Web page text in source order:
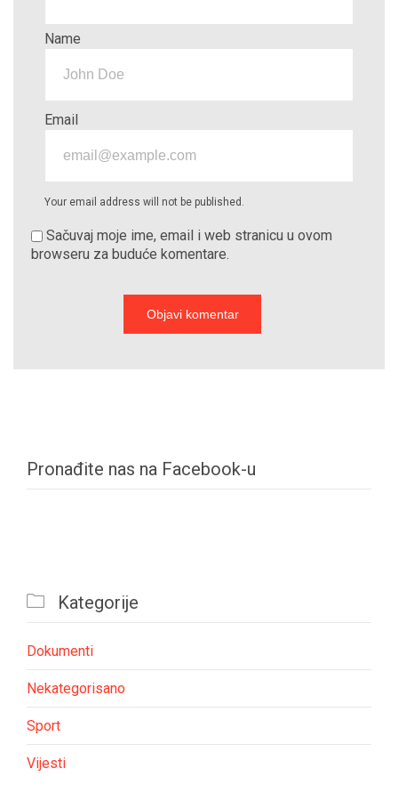
Name
Email
Your email address will not be published.
Sačuvaj moje ime, email i web stranicu u ovom
browseru za buduće komentare.
Pronađite nas na Facebook-u
 Kategorije
Dokumenti
Nekategorisano
Sport
Vijesti